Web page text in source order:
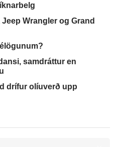
Wrangler og Grand
samdráttur en
drífur olíuverð upp